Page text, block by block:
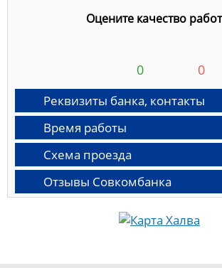
Оцените качество
0 0
Реквизиты банка, контакты
Время работы
Схема проезда
Отзывы Совкомбанка